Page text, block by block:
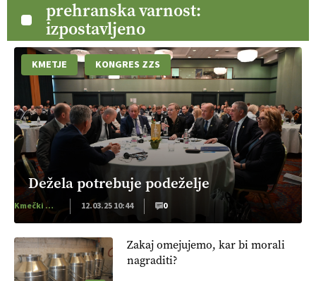
prehranska varnost:
izpostavljeno
KMETJE KONGRES ZZS
Dežela potrebuje podeželje
Kmečki Glas 12.03.25 10:44 0
Zakaj omejujemo, kar bi morali
nagraditi?